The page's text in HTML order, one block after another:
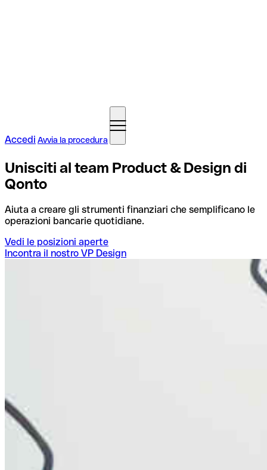
Accedi Avvia la procedura
Unisciti al team Product & Design di
Qonto
Aiuta a creare gli strumenti finanziari che semplificano le
operazioni bancarie quotidiane.
Vedi le posizioni aperte
Incontra il nostro VP Design